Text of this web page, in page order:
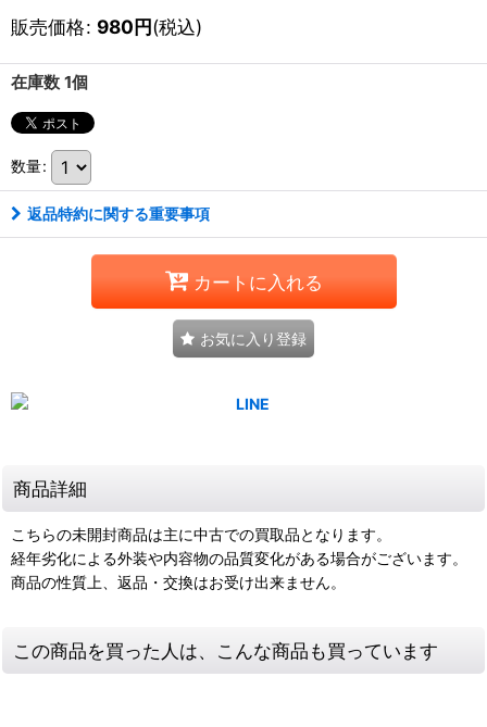
販売価格: 980円(税込)
在庫数 1個
数量:
返品特約に関する重要事項
カートに入れる
お気に入り登録
商品詳細
こちらの未開封商品は主に中古での買取品となります。
経年劣化による外装や内容物の品質変化がある場合がございます。
商品の性質上、返品・交換はお受け出来ません。
この商品を買った人は、こんな商品も買っています